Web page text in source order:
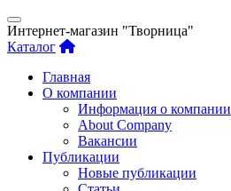
Интернет-магазин "Творница"
Каталог
Главная
О компании
Информация о компании
About Company
Вакансии
Публикации
Новые публикации